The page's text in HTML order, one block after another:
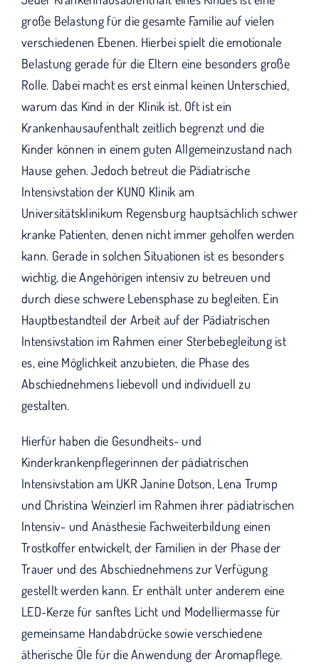
große Belastung für die gesamte Familie auf vielen
verschiedenen Ebenen. Hierbei spielt die emotionale
Belastung gerade für die Eltern eine besonders große
Rolle. Dabei macht es erst einmal keinen Unterschied,
warum das Kind in der Klinik ist. Oft ist ein
Krankenhausaufenthalt zeitlich begrenzt und die
Kinder können in einem guten Allgemeinzustand nach
Hause gehen. Jedoch betreut die Pädiatrische
Intensivstation der KUNO Klinik am
Universitätsklinikum Regensburg hauptsächlich schwer
kranke Patienten, denen nicht immer geholfen werden
kann. Gerade in solchen Situationen ist es besonders
wichtig, die Angehörigen intensiv zu betreuen und
durch diese schwere Lebensphase zu begleiten. Ein
Hauptbestandteil der Arbeit auf der Pädiatrischen
Intensivstation im Rahmen einer Sterbebegleitung ist
es, eine Möglichkeit anzubieten, die Phase des
Abschiednehmens liebevoll und individuell zu
gestalten.
Hierfür haben die Gesundheits- und
Kinderkrankenpflegerinnen der pädiatrischen
Intensivstation am UKR Janine Dotson, Lena Trump
und Christina Weinzierl im Rahmen ihrer pädiatrischen
Intensiv- und Anästhesie Fachweiterbildung einen
Trostkoffer entwickelt, der Familien in der Phase der
Trauer und des Abschiednehmens zur Verfügung
gestellt werden kann. Er enthält unter anderem eine
LED-Kerze für sanftes Licht und Modelliermasse für
gemeinsame Handabdrücke sowie verschiedene
ätherische Öle für die Anwendung der Aromapflege.